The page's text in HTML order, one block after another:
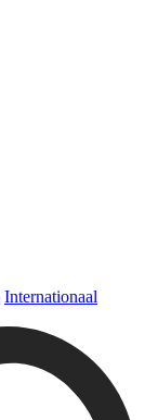
Internationaal